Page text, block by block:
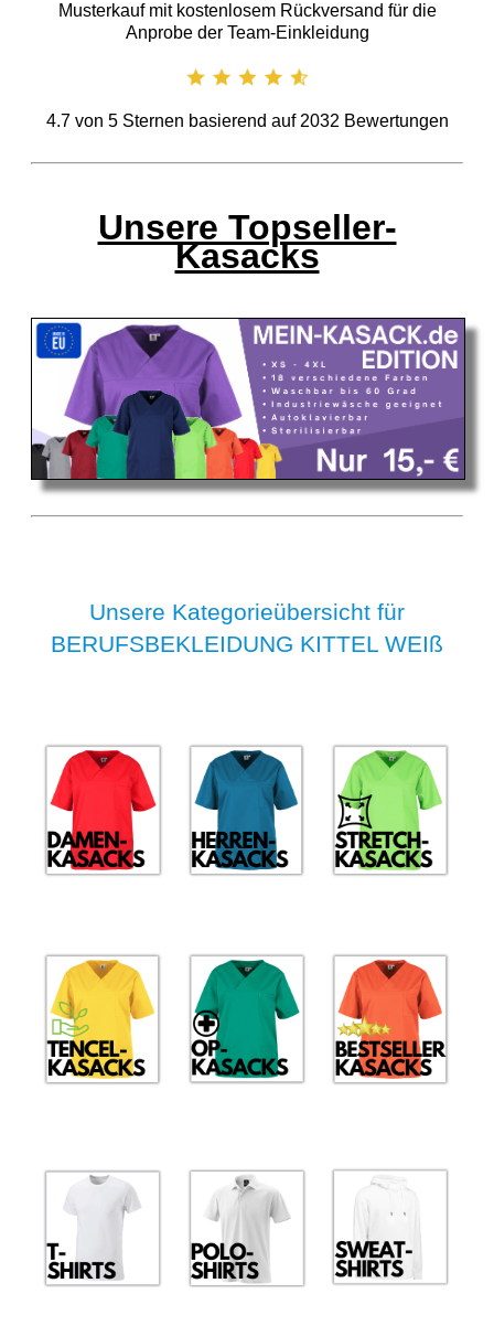
Musterkauf mit kostenlosem Rückversand für die
Anprobe der Team-Einkleidung
4.7von 5Sternen basierend auf 2032 Bewertungen
Unsere Topseller-
Kasacks
Unsere Kategorieübersicht für
BERUFSBEKLEIDUNG KITTEL WEIß